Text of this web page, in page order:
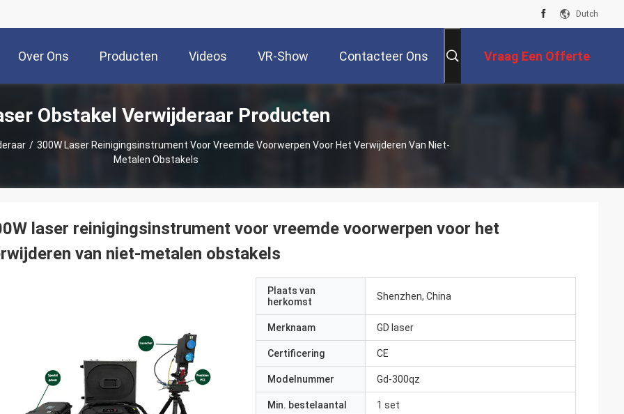
Dutch
Over Ons Producten Videos VR-Show Contacteer Ons Vraag Een Offerte
Obstakel Verwijderaar Producten
/ 300W Laser Reinigingsinstrument Voor Vreemde Voorwerpen Voor Het Verwijderen Van Niet-
Metalen Obstakels
laser reinigingsinstrument voor vreemde voorwerpen voor het
van niet-metalen obstakels
Plaats van
herkomst
Shenzhen, China
Merknaam GD laser
Certificering CE
Modelnummer Gd-300qz
Min. bestelaantal 1 set